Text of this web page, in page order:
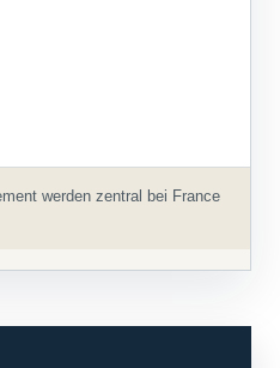
werden zentral bei France